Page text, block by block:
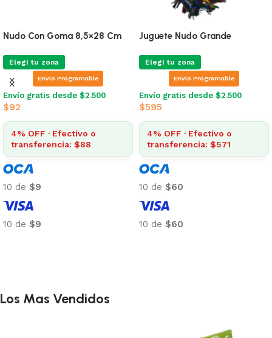
Nudo Con Goma 8,5×28 Cm
Elegí tu zona
Envio Programable
Envío gratis desde $2.500
$92
4% OFF · Efectivo o
transferencia: $88
10 de $9
10 de $9
Juguete Nudo Grande
Elegí tu zona
Envio Programable
Envío gratis desde $2.500
$595
4% OFF · Efectivo o
transferencia: $571
10 de $60
10 de $60
Los Mas Vendidos